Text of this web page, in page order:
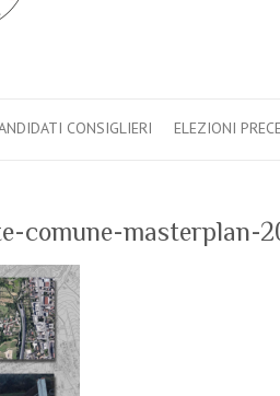
CONSIGLIERI ELEZIONI
comune-masterplan-